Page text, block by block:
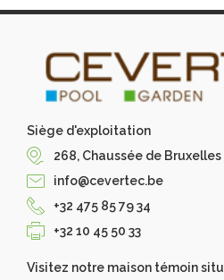
Siège d'exploitation
268, Chaussée de
info@cevertec.be
+32 475 85 79 34
+32 10 45 50 33
Visitez notre maison témoin